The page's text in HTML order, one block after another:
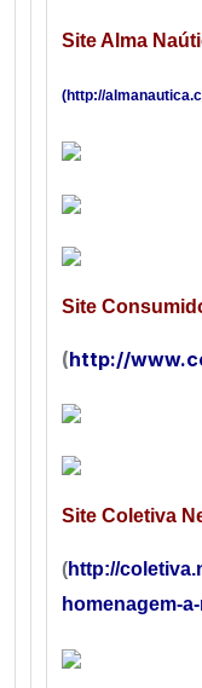
Site Alma
(http://
Site
(http://
Site Coletiva
(http://
homenagem-